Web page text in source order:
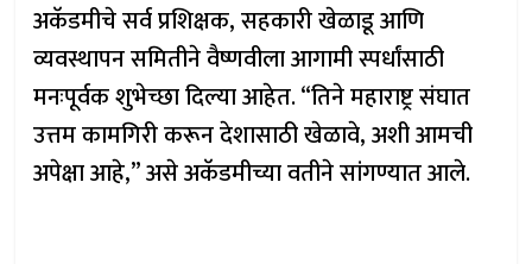
अकॅडमीचे सर्व प्रशिक्षक, सहकारी खेळाडू आणि
व्यवस्थापन समितीने वैष्णवीला आगामी स्पर्धांसाठी
मनःपूर्वक शुभेच्छा दिल्या आहेत. “तिने महाराष्ट्र संघात
उत्तम कामगिरी करून देशासाठी खेळावे, अशी आमची
अपेक्षा आहे,” असे अकॅडमीच्या वतीने सांगण्यात आले.